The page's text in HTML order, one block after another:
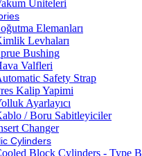
Üniteleri
Elemanları
Levhaları
Bushing
Valfleri
Safety Strap
Kalip Yapimi
Ayarlayıcı
/ Boru Sabitleyiciler
Changer
Cylinders
Block Cylinders - Type B